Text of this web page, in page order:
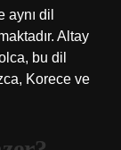
aynı dil
Altay
bu dil
Korece ve